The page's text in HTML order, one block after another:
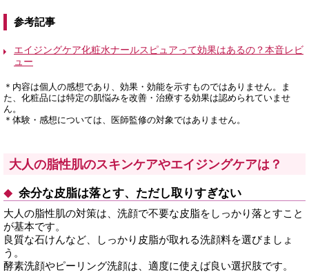
参考記事
エイジングケア化粧水ナールスピュアって効果はあるの？本音レビ
ュー
＊内容は個人の感想であり、効果・効能を示すものではありません。ま
た、化粧品には特定の肌悩みを改善・治療する効果は認められていませ
ん。
＊体験・感想については、医師監修の対象ではありません。
大人の脂性肌のスキンケアやエイジングケアは？
余分な皮脂は落とす、ただし取りすぎない
大人の脂性肌の対策は、洗顔で不要な皮脂をしっかり落とすこと
が基本です。
良質な石けんなど、しっかり皮脂が取れる洗顔料を選びましょ
う。
酵素洗顔やピーリング洗顔は、適度に使えば良い選択肢です。